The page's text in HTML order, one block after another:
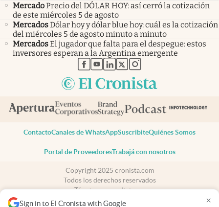
Sign in to El Cronista with Google ×
MercadoPrecio del DÓLAR HOY: así cerró la cotización
de este miércoles 5 de agosto
MercadosDólar hoy y dólar blue hoy: cuál es la cotización
del miércoles 5 de agosto minuto a minuto
MercadosEl jugador que falta para el despegue: estos
inversores esperan a la Argentina emergente
abre en nueva pestaña
abre en nueva pestaña
abre en nueva pestaña
abre en nueva pestaña
abre en nueva pestaña
ContactoCanales de WhatsAppSuscribiteQuiénes Somos
Portal de ProveedoresTrabajá con nosotros
Copyright 2025 cronista.com
Todos los derechos reservados
Términos y condiciones
Privacidad